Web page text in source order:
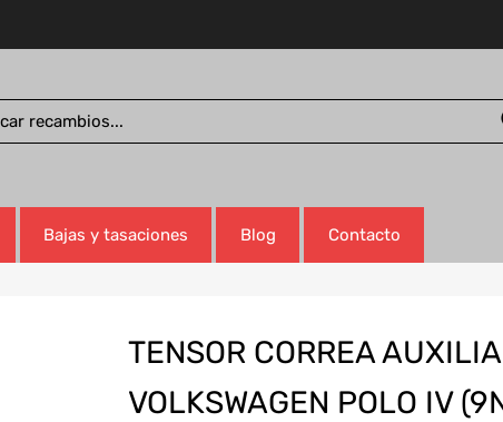
Bajas y tasaciones Blog Contacto
TENSOR CORREA
VOLKSWAGEN POLO IV